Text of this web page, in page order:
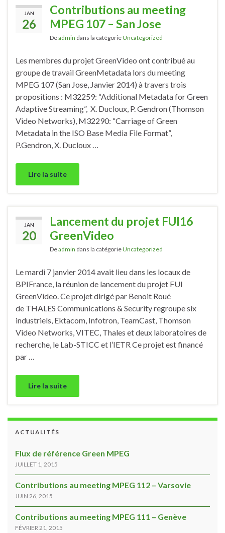
JAN
26
Contributions au meeting
MPEG 107 – San Jose
Deadmin dans la catégorieUncategorized
Les membres du projet GreenVideo ont contribué au
groupe de travail GreenMetadata lors du meeting
MPEG 107 (San Jose, Janvier 2014) à travers trois
propositions : M32259: “Additional Metadata for Green
Adaptive Streaming”, X. Ducloux, P. Gendron (Thomson
Video Networks), M32290: “Carriage of Green
Metadata in the ISO Base Media File Format”,
P.Gendron, X. Ducloux …
Lire la suite
JAN
20
Lancement du projet FUI16
GreenVideo
Deadmin dans la catégorieUncategorized
Le mardi 7 janvier 2014 avait lieu dans les locaux de
BPIFrance, la réunion de lancement du projet FUI
GreenVideo. Ce projet dirigé par Benoit Roué
de THALES Communications & Security regroupe six
industriels, Ektacom, Infotron, TeamCast, Thomson
Video Networks, VITEC, Thales et deux laboratoires de
recherche, le Lab-STICC et l’IETR Ce projet est financé
par …
Lire la suite
ACTUALITÉS
Flux de référence Green MPEG
JUILLET 1, 2015
Contributions au meeting MPEG 112 – Varsovie
JUIN 26, 2015
Contributions au meeting MPEG 111 – Genève
FÉVRIER 21, 2015